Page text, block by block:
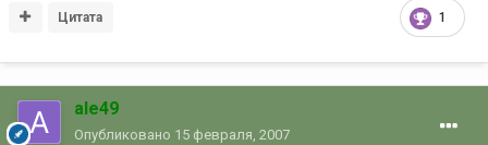
1
Цитата
ale49
Опубликовано 15 февраля, 2007